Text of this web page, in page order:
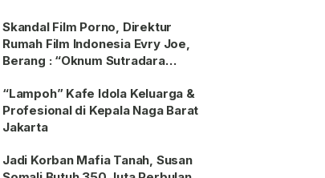
Skandal Film Porno, Direktur
Rumah Film Indonesia Evry Joe,
Berang : “Oknum Sutradara
“Lampoh” Kafe Idola Keluarga &
Profesional di Kepala Naga Barat
Jakarta
Jadi Korban Mafia Tanah, Susan